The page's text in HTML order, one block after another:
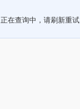
正在查询中，请刷新重试